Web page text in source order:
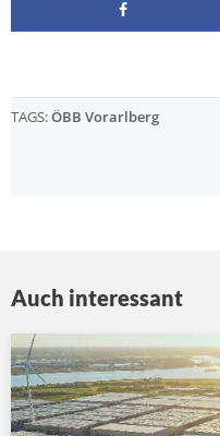
TAGS:ÖBB Vorarlberg
Auch interessant